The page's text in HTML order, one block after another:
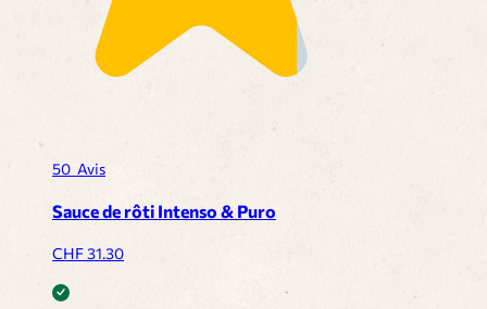
50 Avis
Sauce de rôti Intenso & Puro
CHF31.30